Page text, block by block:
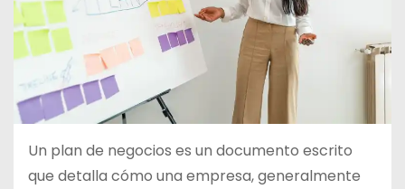
Un plan de negocios es un documento escrito
que detalla cómo una empresa, generalmente